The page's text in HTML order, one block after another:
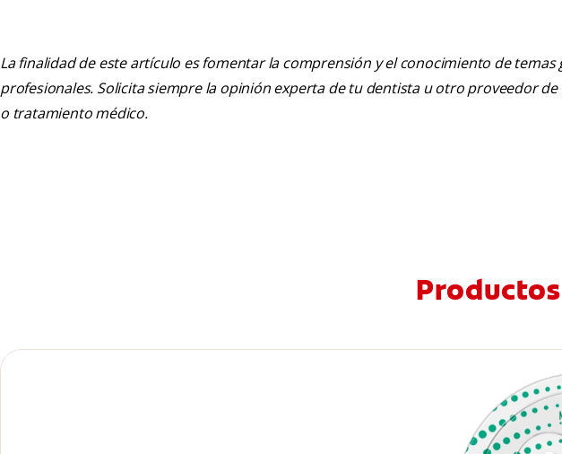
La finalidad de este artículo es fomentar la comprensión y el conocimiento de
profesionales. Solicita siempre la opinión experta de tu dentista u otro proveedor
o tratamiento médico.